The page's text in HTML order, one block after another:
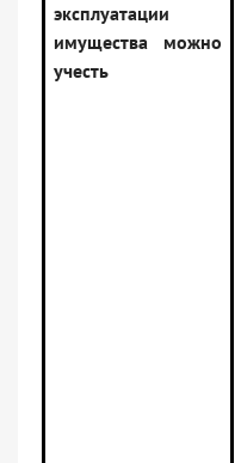
эксплуатации
имущества можно
учесть